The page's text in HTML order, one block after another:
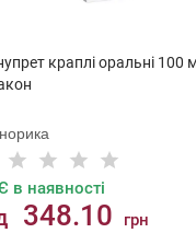
краплі оральні 100
в наявності
348.10 грн